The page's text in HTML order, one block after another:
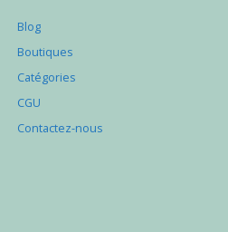
Blog
Boutiques
Catégories
CGU
Contactez-nous